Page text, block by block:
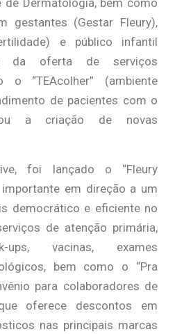
gestantes (Gestar Fleury),
e público infantil
da oferta de serviços
o “TEAcolher” (ambiente
de pacientes com o
a criação de novas
foi lançado o “Fleury
importante em direção a um
democrático e eficiente no
de atenção primária,
ups, vacinas, exames
bem como o “Pra
para colaboradores de
oferece descontos em
nas principais marcas